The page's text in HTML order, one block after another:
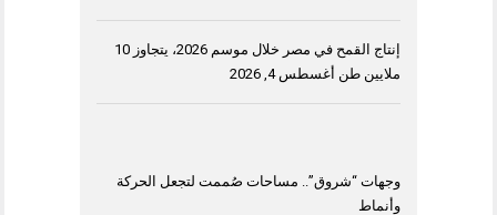
إنتاج القمح في مصر خلال موسم 2026، يتجاوز 10
ملايين طن أغسطس 4, 2026
وجهات “شروق”.. مساحات صُممت لتجعل الحركة
وأنماط